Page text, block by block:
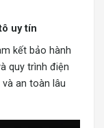
uy tín
kết bảo hành
quy trình điện
an toàn lâu